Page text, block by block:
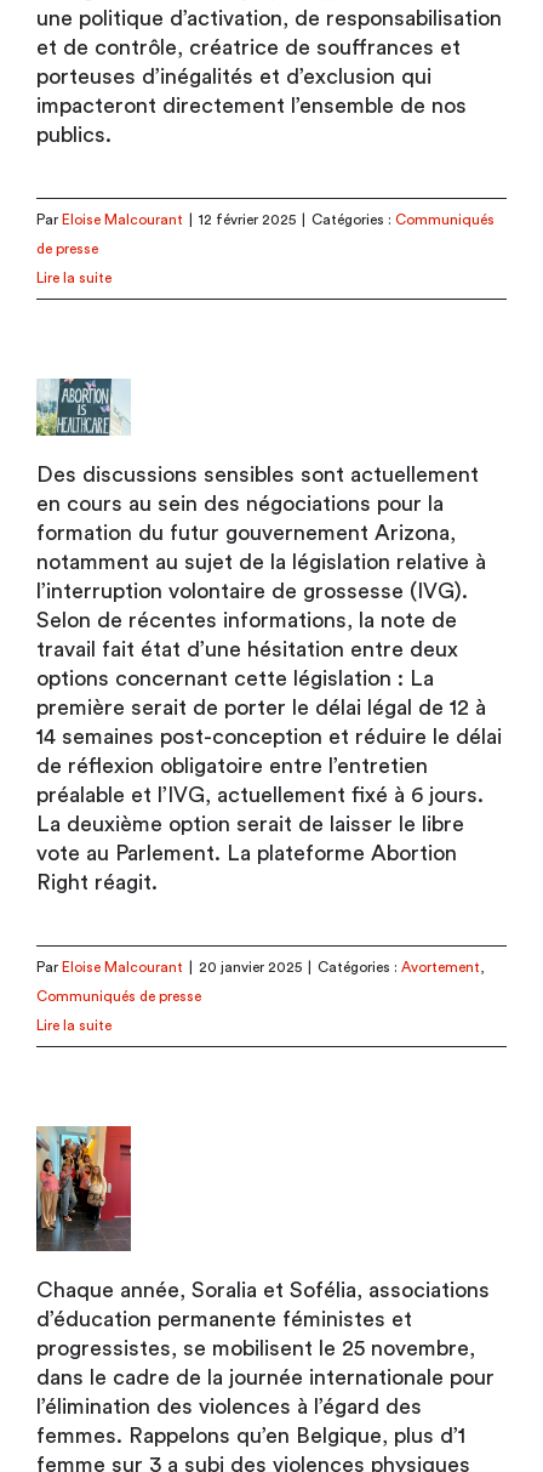
une politique d’activation, de responsabilisation
et de contrôle, créatrice de souffrances et
porteuses d’inégalités et d’exclusion qui
impacteront directement l’ensemble de nos
publics.
Par Eloise Malcourant 12 février 2025 Catégories : Communiqués
de presse
Lire la suite
Des discussions sensibles sont actuellement
en cours au sein des négociations pour la
formation du futur gouvernement Arizona,
notamment au sujet de la législation relative à
l’interruption volontaire de grossesse (IVG).
Selon de récentes informations, la note de
travail fait état d’une hésitation entre deux
options concernant cette législation : La
première serait de porter le délai légal de 12 à
14 semaines post-conception et réduire le délai
de réflexion obligatoire entre l’entretien
préalable et l’IVG, actuellement fixé à 6 jours.
La deuxième option serait de laisser le libre
vote au Parlement. La plateforme Abortion
Right réagit.
Par Eloise Malcourant 20 janvier 2025 Catégories : Avortement
Communiqués de presse
Lire la suite
Chaque année, Soralia et Sofélia, associations
d’éducation permanente féministes et
progressistes, se mobilisent le 25 novembre,
dans le cadre de la journée internationale pour
l’élimination des violences à l’égard des
femmes. Rappelons qu’en Belgique, plus d’1
femme sur 3 a subi des violences physiques